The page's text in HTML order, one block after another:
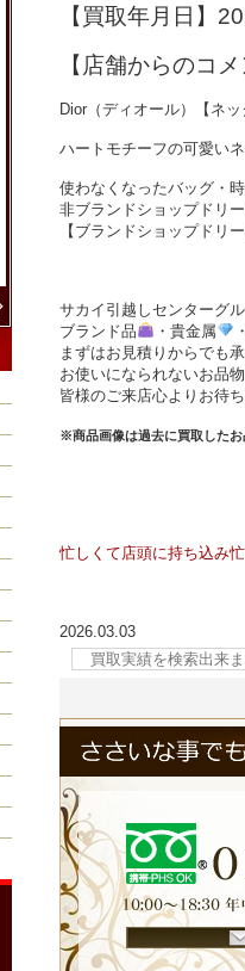
【買取年月日】
【店舗からのコメ
Dior（ディオール）【ネ
ハートモチーフの可愛い
使わなくなったバッグ・
非ブランドショップドリ
【ブランドショップドリ
サカイ引越しセンターグ
ブランド品
・貴金属
まずはお見積りからでも
お使いになられないお品
皆様のご来店心よりお待
※商品画像は過去に買取したお
忙しくて店頭に持ち込み
2026.03.03